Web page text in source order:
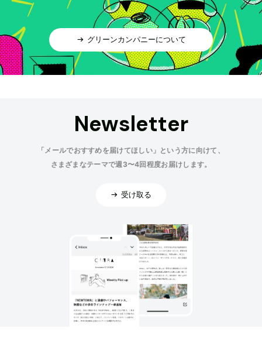
グリーンカンパニーについて
Newsletter
「メールでおすすめを届けてほしい」という方に向けて、
さまざまなテーマで週3〜4回程度お届けします。
受け取る